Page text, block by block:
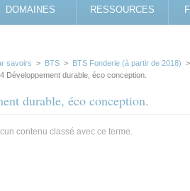
DOMAINES RESSOURCES
savoirs > BTS > BTS Fonderie (à partir de 2018)
Développement durable, éco conception.
durable, éco conception.
contenu classé avec ce terme.